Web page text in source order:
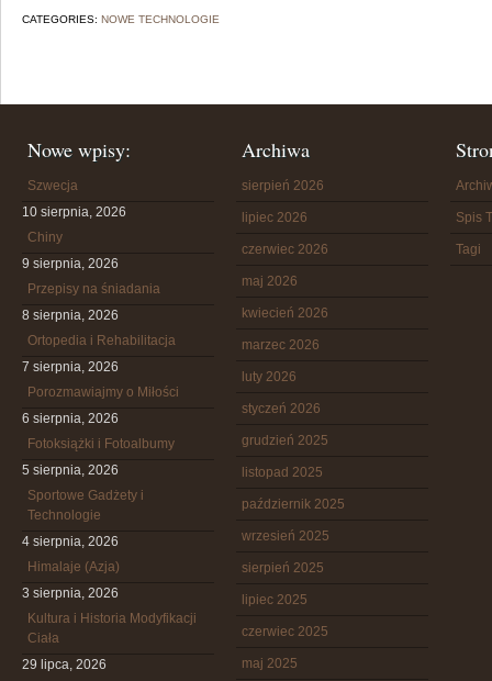
CATEGORIES: NOWE TECHNOLOGIE
Nowe wpisy:
Szwecja
10 sierpnia, 2026
Chiny
9 sierpnia, 2026
Przepisy na śniadania
8 sierpnia, 2026
Ortopedia i Rehabilitacja
7 sierpnia, 2026
Porozmawiajmy o Miłości
6 sierpnia, 2026
Fotoksiążki i Fotoalbumy
5 sierpnia, 2026
Sportowe Gadżety i
Technologie
4 sierpnia, 2026
Himalaje (Azja)
3 sierpnia, 2026
Kultura i Historia Modyfikacji
Ciała
29 lipca, 2026
Archiwa
sierpień 2026
lipiec 2026
czerwiec 2026
maj 2026
kwiecień 2026
marzec 2026
luty 2026
styczeń 2026
grudzień 2025
listopad 2025
październik 2025
wrzesień 2025
sierpień 2025
lipiec 2025
czerwiec 2025
maj 2025
Spis
Tagi